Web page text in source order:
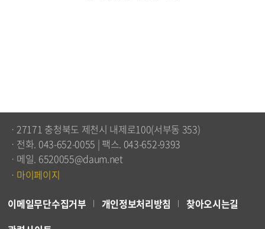
ㆍ27171 충청북도 제천시 내제로100(서부동 353)
ㆍ전화. 043-652-0055 | 팩스. 043-652-9393
ㆍ메일. 6520055@daum.net
ㆍ마이페이지
이메일무단수집거부 개인정보처리방침
찾아오시는길